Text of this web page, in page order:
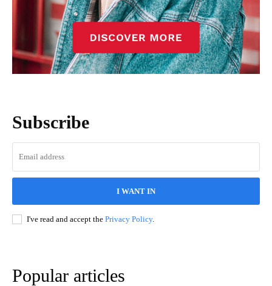
Subscribe
I WANT IN
I've read and accept the Privacy Policy.
Popular articles